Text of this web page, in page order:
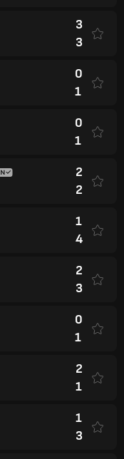
3
3
0
1
0
1
2
2
1
4
2
3
0
1
2
1
1
3